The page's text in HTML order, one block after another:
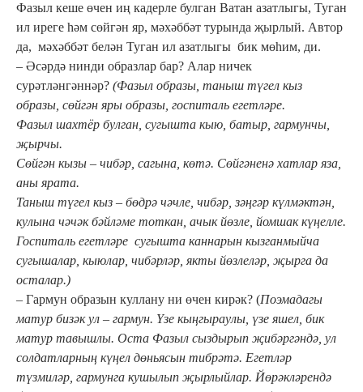
Фазыл кеше өчен иң кадерле булган Ватан азатлыгы, Туган
ил иреге һәм сөйгән яр, мәхәббәт турында җырлый. Автор
да, мәхәббәт белән Туган ил азатлыгы бик мөһим, ди.
– Әсәрдә нинди образлар бар? Алар ничек
сурәтләнгәннәр? (Фазыл образы, таныш түгел кыз
образы, сөйгән яры образы, госпиталь егетләре.
Фазыл шахтёр булган, сугышта кыю, батыр, гармунчы,
җырчы.
Сөйгән кызы – чибәр, сагына, көтә. Сөйгәненә хатлар яза,
аны ярата.
Таныш түгел кыз – бөдрә чәчле, чибәр, зәңгәр күлмәктән,
кулына чәчәк бәйләме тоткан, ачык йөзле, йомшак күңелле.
Госпиталь егетләре сугышта каннарын кызганмыйча
сугышалар, кыюлар, чибәрләр, якты йөзлеләр, җырга да
осталар.)
– Гармун образын куллану ни өчен кирәк? (Поэмадагы
матур бизәк ул – гармун. Үзе кыңгыраулы, үзе яшел, бик
матур тавышлы. Оста Фазыл сыздырып җибәргәндә, ул
солдатларның күңел дөньясын тибрәтә. Егетләр
түзмиләр, гармунга кушылып җырлыйлар. Йөрәкләрендә